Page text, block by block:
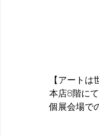
【アート
本店8階にて
個展会場で